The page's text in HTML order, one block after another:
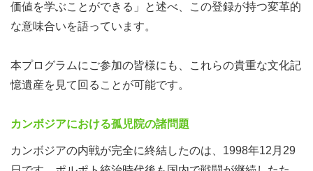
価値を学ぶことができる」と述べ、この登録が持つ変革的
な意味合いを語っています。
本プログラムにご参加の皆様にも、これらの貴重な文化記
憶遺産を見て回ることが可能です。
カンボジアにおける孤児院の諸問題
カンボジアの内戦が完全に終結したのは、1998年12月29